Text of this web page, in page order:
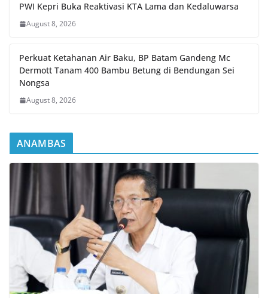
PWI Kepri Buka Reaktivasi KTA Lama dan Kedaluwarsa
August 8, 2026
Perkuat Ketahanan Air Baku, BP Batam Gandeng Mc
Dermott Tanam 400 Bambu Betung di Bendungan Sei
Nongsa
August 8, 2026
ANAMBAS